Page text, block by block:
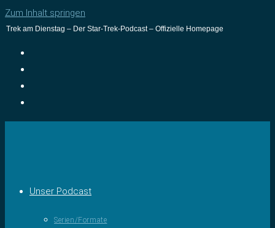
Zum Inhalt springen
Trek am Dienstag – Der Star-Trek-Podcast – Offizielle Homepage
Unser Podcast
Serien/Formate